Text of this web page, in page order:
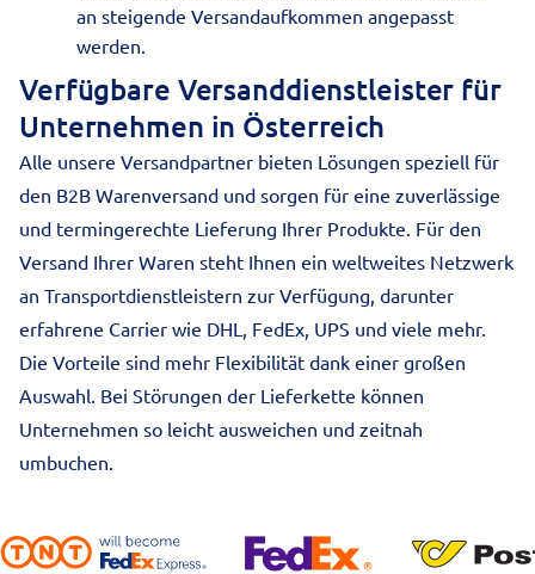
an steigende Versandaufkommen angepasst
werden.
Verfügbare Versanddienstleister für
Unternehmen in Österreich
Alle unsere Versandpartner bieten Lösungen speziell für
den B2B Warenversand und sorgen für eine zuverlässige
und termingerechte Lieferung Ihrer Produkte. Für den
Versand Ihrer Waren steht Ihnen ein weltweites Netzwerk
an Transportdienstleistern zur Verfügung, darunter
erfahrene Carrier wie DHL, FedEx, UPS und viele mehr.
Die Vorteile sind mehr Flexibilität dank einer großen
Auswahl. Bei Störungen der Lieferkette können
Unternehmen so leicht ausweichen und zeitnah
umbuchen.